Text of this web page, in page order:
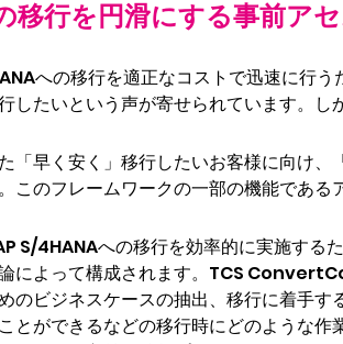
移行を円滑にする事前ア
への移行を適正なコストで迅速に行
したいという声が寄せられています。
「早く安く」移行したいお客様に向け
このフレームワークの一部の機能であ
4HANAへの移行を効率的に実施する
によって構成されます。TCS
のビジネスケースの抽出、移行に着手
とができるなどの移行時にどのような